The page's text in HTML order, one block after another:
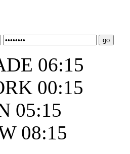
06:15
00:15
05:15
08:15